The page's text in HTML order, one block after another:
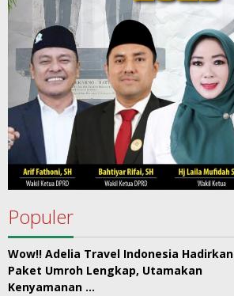
Populer
Wow!! Adelia Travel Indonesia Hadirkan
Paket Umroh Lengkap, Utamakan
Kenyamanan …